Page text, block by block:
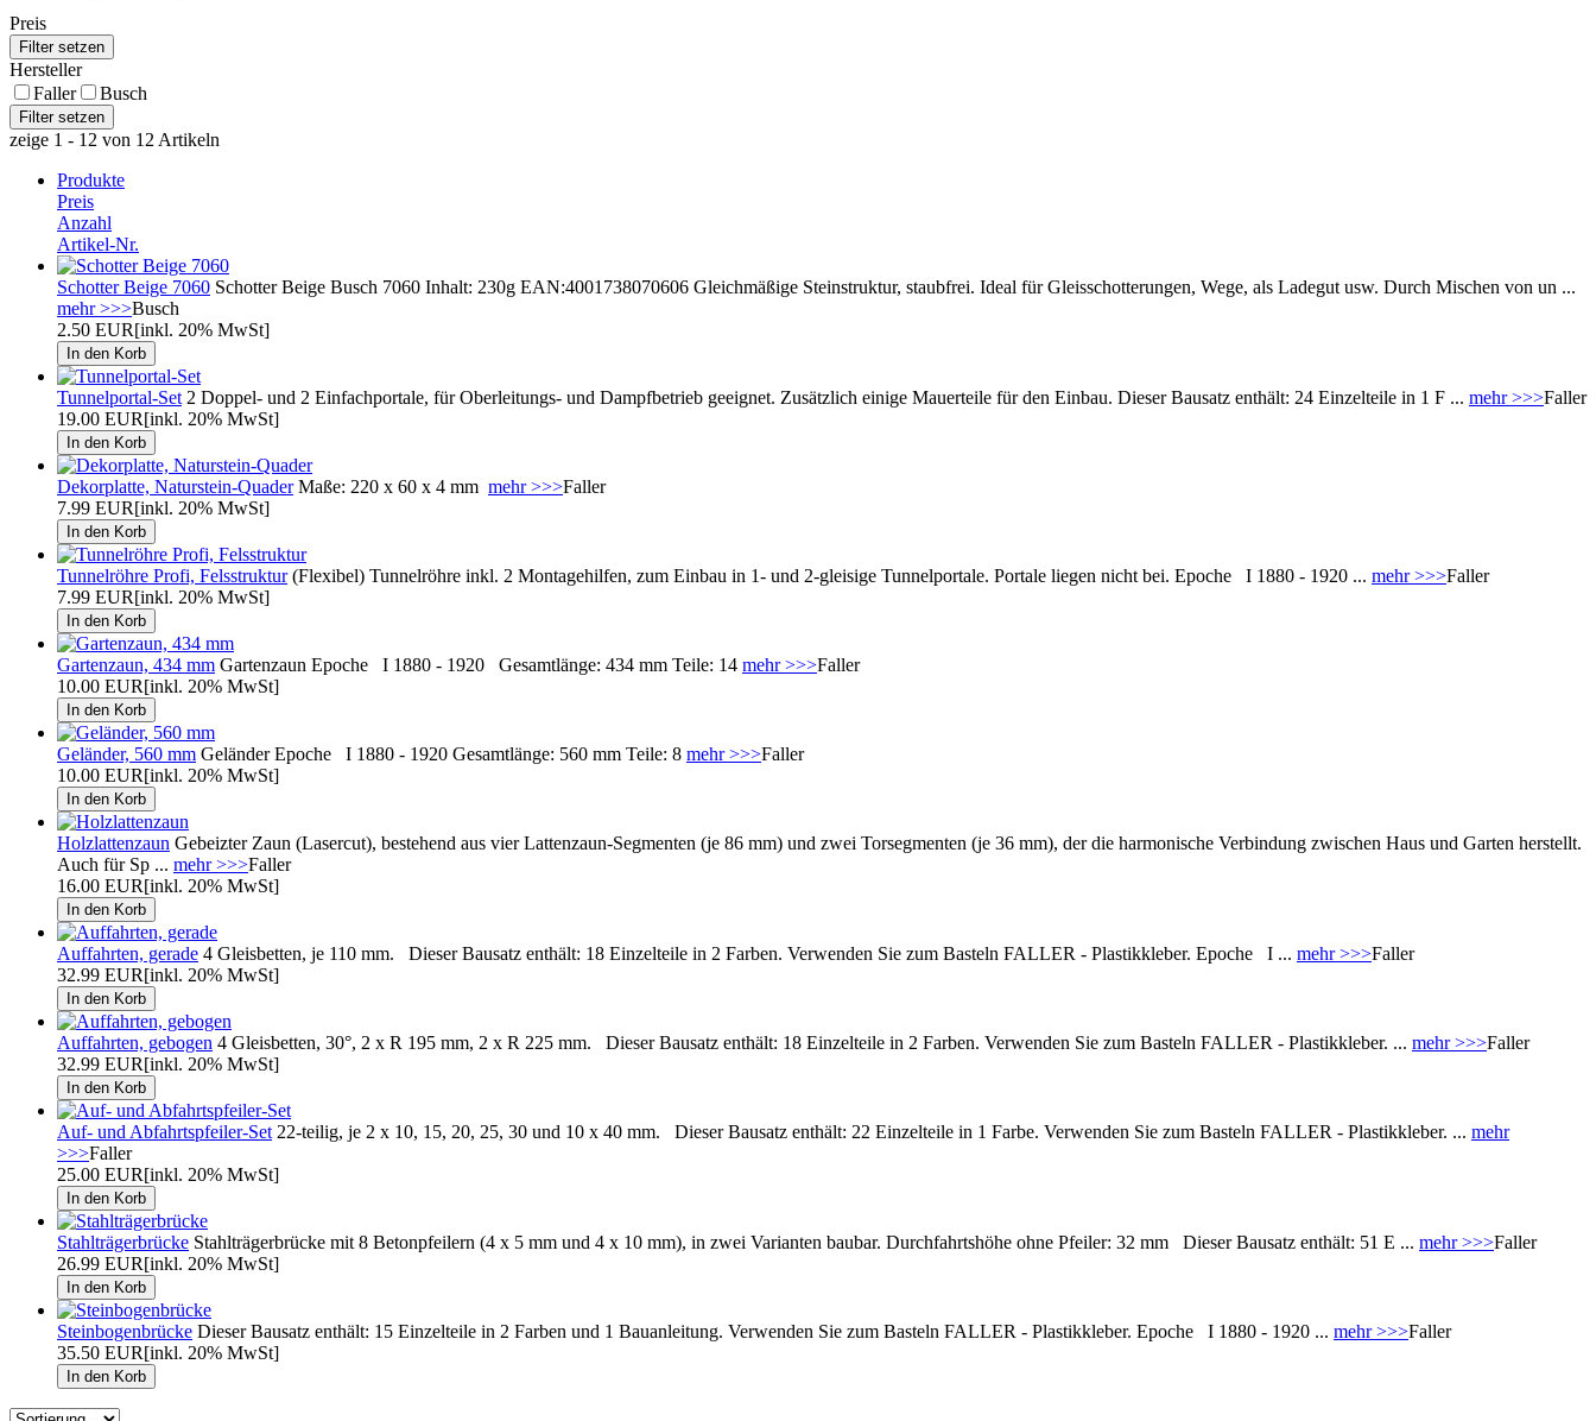
Preis
Hersteller
Faller
Busch
zeige 1 - 12 von 12 Artikeln
Produkte
Preis
Anzahl
Artikel-Nr.
Schotter Beige 7060 Schotter Beige Busch 7060 Inhalt: 230g EAN:4001738070606 Gleichmäßige Steinstruktur, staubfrei. Ideal für Gleisschotterungen, Wege, als Ladegut usw. Durch Mischen von un ...
mehr >>>Busch
2.50 EUR[inkl. 20% MwSt]
Tunnelportal-Set 2 Doppel- und 2 Einfachportale, für Oberleitungs- und Dampfbetrieb geeignet. Zusätzlich einige Mauerteile für den Einbau. Dieser Bausatz enthält: 24 Einzelteile in 1 F ... mehr >>>Faller
19.00 EUR[inkl. 20% MwSt]
Dekorplatte, Naturstein-QuaderMaße: 220 x 60 x 4 mm mehr >>>Faller
7.99 EUR[inkl. 20% MwSt]
Tunnelröhre Profi, Felsstruktur(Flexibel) Tunnelröhre inkl. 2 Montagehilfen, zum Einbau in 1- und 2-gleisige Tunnelportale. Portale liegen nicht bei. Epoche I 1880 - 1920 ... mehr >>>Faller
7.99 EUR[inkl. 20% MwSt]
Gartenzaun, 434 mm Gartenzaun Epoche I 1880 - 1920 Gesamtlänge: 434 mm Teile: 14 mehr >>>Faller
10.00 EUR[inkl. 20% MwSt]
Geländer, 560 mm Geländer Epoche I 1880 - 1920 Gesamtlänge: 560 mm Teile: 8 mehr >>>Faller
10.00 EUR[inkl. 20% MwSt]
Holzlattenzaun Gebeizter Zaun (Lasercut), bestehend aus vier Lattenzaun-Segmenten (je 86 mm) und zwei Torsegmenten (je 36 mm), der die harmonische Verbindung zwischen Haus und Garten herstellt.
Auch für Sp ... mehr >>>Faller
16.00 EUR[inkl. 20% MwSt]
Auffahrten, gerade 4 Gleisbetten, je 110 mm. Dieser Bausatz enthält: 18 Einzelteile in 2 Farben. Verwenden Sie zum Basteln FALLER - Plastikkleber. Epoche I ... mehr >>>Faller
32.99 EUR[inkl. 20% MwSt]
Auffahrten, gebogen 4 Gleisbetten, 30°, 2 x R 195 mm, 2 x R 225 mm. Dieser Bausatz enthält: 18 Einzelteile in 2 Farben. Verwenden Sie zum Basteln FALLER - Plastikkleber. ... mehr >>>Faller
32.99 EUR[inkl. 20% MwSt]
Auf- und Abfahrtspfeiler-Set 22-teilig, je 2 x 10, 15, 20, 25, 30 und 10 x 40 mm. Dieser Bausatz enthält: 22 Einzelteile in 1 Farbe. Verwenden Sie zum Basteln FALLER - Plastikkleber. ... mehr
>>>Faller
25.00 EUR[inkl. 20% MwSt]
Stahlträgerbrücke Stahlträgerbrücke mit 8 Betonpfeilern (4 x 5 mm und 4 x 10 mm), in zwei Varianten baubar. Durchfahrtshöhe ohne Pfeiler: 32 mm Dieser Bausatz enthält: 51 E ... mehr >>>Faller
26.99 EUR[inkl. 20% MwSt]
Steinbogenbrücke Dieser Bausatz enthält: 15 Einzelteile in 2 Farben und 1 Bauanleitung. Verwenden Sie zum Basteln FALLER - Plastikkleber. Epoche I 1880 - 1920 ... mehr >>>Faller
35.50 EUR[inkl. 20% MwSt]